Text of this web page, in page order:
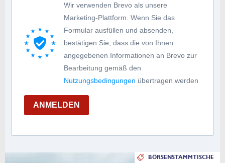
Wir verwenden Brevo als unsere
Marketing-Plattform. Wenn Sie das
Formular ausfüllen und absenden,
bestätigen Sie, dass die von Ihnen
angegebenen Informationen an Brevo zur
Bearbeitung gemäß den
Nutzungsbedingungen übertragen werden
ANMELDEN
BÖRSENSTAMMTISCHE